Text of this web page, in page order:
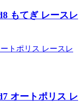
もてぎ レースレ
オートポリス レ